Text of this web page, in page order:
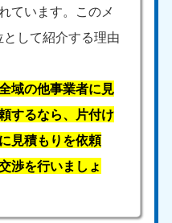
ています。このメ
として紹介する理由
域の他事業者に見
するなら、片付け
見積もりを依頼
渉を行いましょ